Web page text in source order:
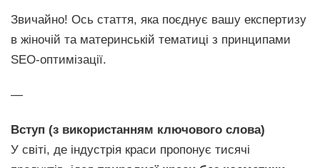
Звичайно! Ось стаття, яка поєднує вашу експертизу
в жіночій та материнській тематиці з принципами
SEO-оптимізації.
—
Вступ (з використанням ключового слова)
У світі, де індустрія краси пропонує тисячі